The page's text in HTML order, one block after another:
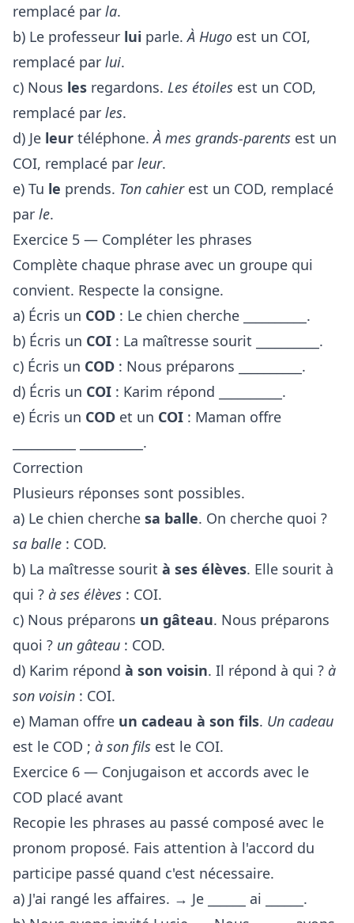
remplacé par la.
b) Le professeur lui parle.À Hugo est un COI,
remplacé par lui.
c) Nous les regardons. Les étoiles est un COD,
remplacé par les.
d) Je leur téléphone.À mes grands-parents est un
COI, remplacé par leur.
e) Tu le prends. Ton cahierest un COD, remplacé
par le.
Exercice 5 — Compléter les phrases
Complète chaque phrase avec un groupe qui
convient. Respecte la consigne.
a) Écris un COD : Le chien cherche __________.
b) Écris un COI : La maîtresse sourit __________.
c) Écris un COD : Nous préparons __________.
d) Écris un COI : Karim répond __________.
e) Écris un COD et un COI : Maman offre
__________ __________.
Correction
Plusieurs réponses sont possibles.
a) Le chien cherche sa balle. On cherche quoi ?
sa balle : COD.
b) La maîtresse sourit à ses élèves. Elle sourit à
qui ? à ses élèves : COI.
c) Nous préparons un gâteau. Nous préparons
quoi ? un gâteau : COD.
d) Karim répond à son voisin. Il répond à qui ? à
son voisin : COI.
e) Maman offre un cadeau à son fils. Un cadeau
est le COD ; à son fils est le COI.
Exercice 6 — Conjugaison et accords avec le
COD placé avant
Recopie les phrases au passé composé avec le
pronom proposé. Fais attention à l'accord du
participe passé quand c'est nécessaire.
a) J'ai rangé les affaires. → Je ______ ai ______.